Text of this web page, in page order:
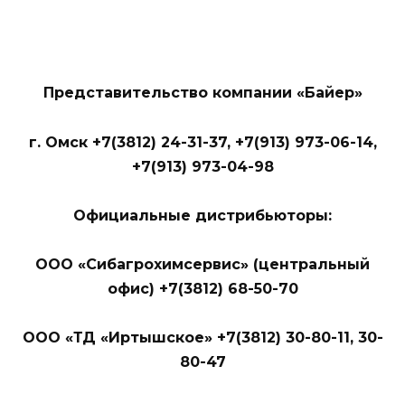
Представительство компании «Байер»
г. Омск +7(3812) 24-31-37, +7(913) 973-06-14,
+7(913) 973-04-98
Официальные дистрибьюторы:
ООО «Сибагрохимсервис» (центральный
офис) +7(3812) 68-50-70
ООО «ТД «Иртышское» +7(3812) 30-80-11, 30-
80-47